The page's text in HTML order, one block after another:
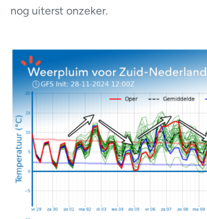
nog uiterst onzeker.